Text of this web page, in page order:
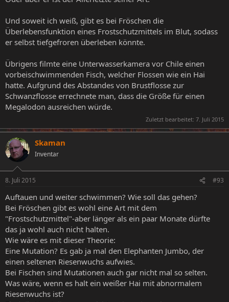
Und soweit ich weiß, gibt es bei Fröschen die
Überlebensfunktion eines Frostschutzmittels im Blut, sodass
er selbst tiefgefroren überleben könnte.
Übrigens filmte eine Unterwasserkamera vor Chile einen
vorbeischwimmenden Fisch, welcher Flossen wie ein Hai
hatte. Aufgrund des Abstandes von Brustflosse zur
Schwanzflosse errechnete man, dass die Größe für einen
Megalodon ausreichen würde.
Zuletzt bearbeitet: 7. Juli 2015
Skaman
Inventar
8. Juli 2015 #93
Auftauen und weiter schwimmen? Wie soll das gehen?
Bei Fröschen gibt es wohl eine Art mit dem
"Frostschutzmittel"-aber länger als ein paar Monate dürfte
das ja wohl auch nicht halten.
Wie wäre es mit dieser Theorie:
Eine Mutation? Es gab ja mal den Elephanten Jumbo, der
einen seltenen Riesenwuchs aufwies.
Bei Fischen sind Mutationen auch gar nicht mal so selten.
Was wäre, wenn es halt ein weißer Hai mit abnormalem
Riesenwuchs ist?